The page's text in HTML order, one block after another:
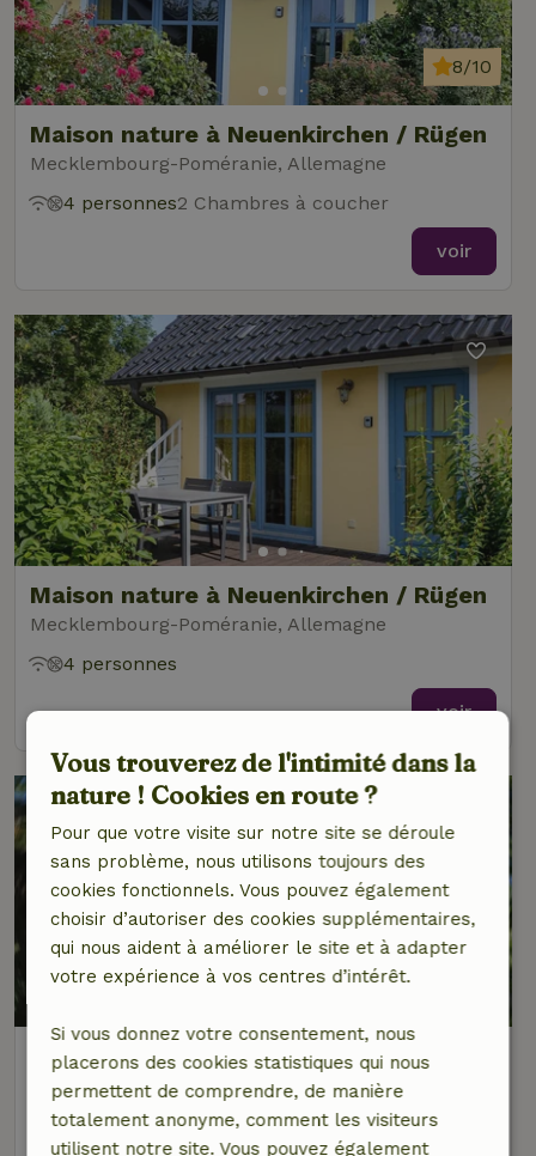
Maison nature à Neuenkirchen / Rügen
Mecklembourg-Poméranie, Allemagne
8/10
4 personnes2 Chambres à coucher
voir
Maison nature à Neuenkirchen / Rügen
Mecklembourg-Poméranie, Allemagne
4 personnes
voir
Maison nature à Neuenkirchen / Rügen
Mecklembourg-Poméranie, Allemagne
4 personnes2 Chambres à coucher
Vous trouverez de l'intimité dans la
nature ! Cookies en route ?
Pour que votre visite sur notre site se déroule
sans problème, nous utilisons toujours des
cookies fonctionnels. Vous pouvez également
choisir d’autoriser des cookies supplémentaires,
qui nous aident à améliorer le site et à adapter
votre expérience à vos centres d’intérêt.
Si vous donnez votre consentement, nous
placerons des cookies statistiques qui nous
permettent de comprendre, de manière
totalement anonyme, comment les visiteurs
utilisent notre site. Vous pouvez également